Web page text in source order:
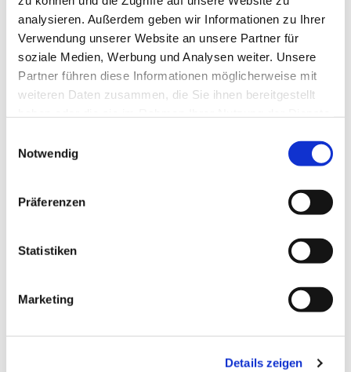
analysieren. Außerdem geben wir Informationen zu Ihrer
Verwendung unserer Website an unsere Partner für
soziale Medien, Werbung und Analysen weiter. Unsere
Partner führen diese Informationen möglicherweise mit
weiteren Daten zusammen, die Sie ihnen bereitgestellt
Notwendig
Präferenzen
Statistiken
Marketing
Details zeigen
Dies könnte Sie auch